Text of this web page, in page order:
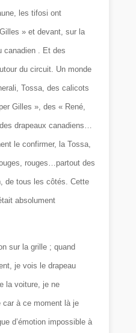
les tifosi ont
» et devant, sur la
canadien . Et des
du circuit. Un monde
Tossa, des calicots
Gilles », des « René,
drapeaux canadiens…
le confirmer, la Tossa,
rouges…partout des
de tous les côtés. Cette
absolument
sur la grille ; quand
je vois le drapeau
la voiture, je ne
car à ce moment là je
d’émotion impossible à